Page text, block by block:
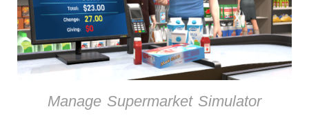
Manage Supermarket Simulator